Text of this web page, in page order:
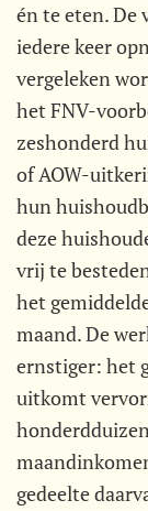
én te eten. De
iedere keer
vergeleken
het FNV-
zeshonderd
of AOW-
hun
deze
vrij te
het
maand. De
ernstiger: het
uitkomt
gedeelte